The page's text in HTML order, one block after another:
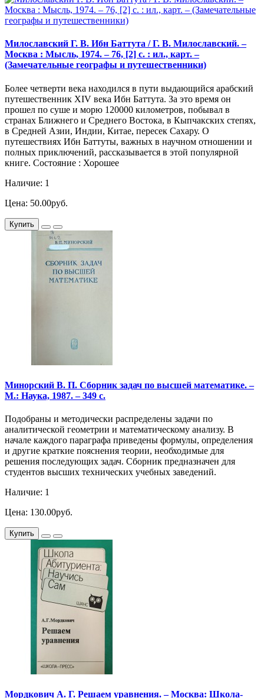
Милославский Г. В. Ибн Баттута / Г. В. Милославский. –
Москва : Мысль, 1974. – 76, [2] с. : ил., карт. –
(Замечательные географы и путешественники)
Более четверти века находился в пути выдающийся арабский
путешественник XIV века Ибн Баттута. За это время он
прошел по суше и морю 120000 километров, побывал в
странах Ближнего и Среднего Востока, в Кыпчакских степях,
в Средней Азии, Индии, Китае, пересек Сахару. О
путешествиях Ибн Баттуты, важных в научном отношении и
полных приключений, рассказывается в этой популярной
книге. Состояние : Хорошее
Наличие: 1
Цена: 50.00руб.
Купить
Минорский В. П. Сборник задач по высшей математике. –
М.: Наука, 1987. – 349 с.
Подобраны и методически распределены задачи по
аналитической геометрии и математическому анализу. В
начале каждого параграфа приведены формулы, определения
и другие краткие пояснения теории, необходимые для
решения последующих задач. Сборник предназначен для
студентов высших технических учебных заведений.
Наличие: 1
Цена: 130.00руб.
Купить
Мордкович А. Г. Решаем уравнения. – Москва: Школа-